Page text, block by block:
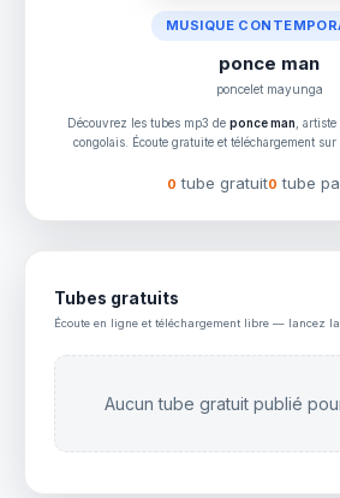
MUSIQUE
ponce man
poncelet mayunga
Découvrez les tubes mp3 de ponce man ,
congolais. Écoute gratuite et téléchargement
0 tube gratuit0 tube
Tubes gratuits
Écoute en ligne et téléchargement libre — lancez
Aucun tube gratuit publié